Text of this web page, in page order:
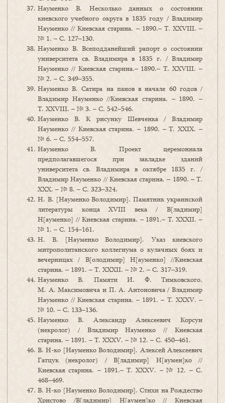
Науменко В. Несколько данных о состоянии
киевского учебного округа в 1835 году / Владимир
Науменко // Киевская старина. – 1890.– Т. XXVIII. –
№ 1. – С. 127–130.
Науменко В. Всеподданейший рапорт о состоянии
университета св. Владимира в 1835 г. / Владимир
Науменко // Киевская старина.– 1890.– Т. XXVIII. –
№ 2. – С. 349–355.
Науменко В. Сатира на панов в начале 60 годов /
Владимир Науменко //Киевская старина. – 1890. –
Т. XXVIII. – № 3. – С. 542–546.
Науменко В. К рисунку Шевченка / Владимир
Науменко // Киевская старина. – 1890. – Т. ХХІХ. –
№ 6. – С. 554–557.
Науменко В. Проект церемониала
предполагавшегося при закладке зданий
университета св. Владимира в октябре 1835 г. /
Владимир Науменко // Киевская старина. – 1890. – Т.
ХХХ. – № 8. – С. 323–324.
Н. В. [Науменко Володимир]. Памятник украинской
литературы конца XVIII века / В[ладимир]
Н[ауменко] // Киевская старина. – 1891.– Т. ХХХІІ. –
№ 1. – С. 154–161.
Н. В. [Науменко Володимир]. Указ киевского
митрополитанского коллегиума о кулачных боях и
вечерницах / В[олодимир] Н[ауменко] //Киевская
старина. – 1891. – Т. ХХХІІ. – № 2. – С. 317–319.
Науменко В. Памяти И. Ф. Тимковского,
М. А. Максимовича и П. А. Антоновича / Владимир
Науменко // Киевская старина. – 1891. – Т. ХХХV. –
№ 10. – С. 133–136.
Науменко В. Александр Алексеевич Корсун
(некролог) / Владимир Науменко // Киевская
старина. – 1891. – Т. ХХХV. – № 12. – С. 450–461.
В. Н-ко [Науменко Володимир]. Алексей Алексеевич
Гатцук (некролог) / В[ладимир] Н[аумен]ко //
Киевская старина. – 1891.– Т. ХХХV. – № 12. – С.
468–469.
В. Н-ко [Науменко Володимир]. Cтихи на Рождество
Христово /В[ладимир] Н[аумен]ко // Киевская